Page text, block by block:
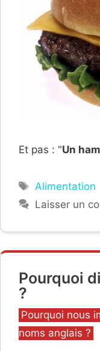
Et pas : "Un
Étiquettes
Alimentation
Laisser un
Pourquoi
?
Catégories
Pourquoi nous
noms anglais ?